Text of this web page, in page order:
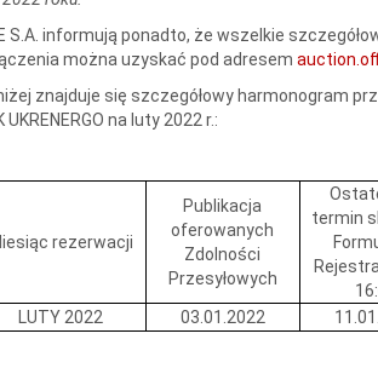
S.A. informują ponadto, że wszelkie
można uzyskać pod adresem
znajduje się szczegółowy harmonogram
UKRENERGO na luty 2022 r.:
rezerwacji
Publikacja
oferowanych
Zdolności
Przesyłowych
termin
LUTY 2022 03.01.2022